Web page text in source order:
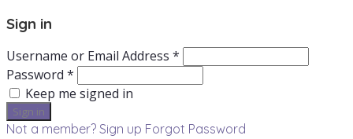
Sign in
Username or Email Address *
Password *
Keep me signed in
Not a member? Sign up Forgot Password